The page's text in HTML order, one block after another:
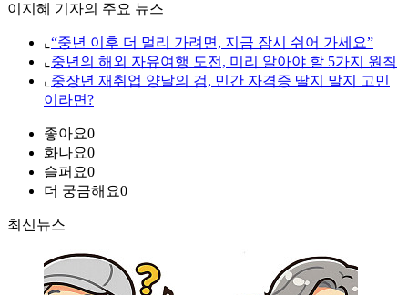
이지혜 기자의 주요 뉴스
⌞ “중년 이후 더 멀리 가려면, 지금 잠시 쉬어 가세요”
⌞ 중년의 해외 자유여행 도전, 미리 알아야 할 5가지 원칙
⌞ 중장년 재취업 양날의 검, 민간 자격증 딸지 말지 고민
이라면?
좋아요0
화나요0
슬퍼요0
더 궁금해요0
최신뉴스